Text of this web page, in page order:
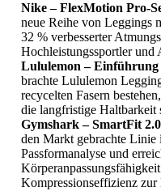
Nike – FlexMotion Pro-
neue Reihe von Leggings
32 % verbesserter
Hochleistungssportler und
Lululemon –
brachte Lululemon
recycelten Fasern
die langfristige Haltbarkeit
Gymshark – SmartFit
den Markt gebrachte Linie
Passformanalyse und
Kompressionseffizienz zur